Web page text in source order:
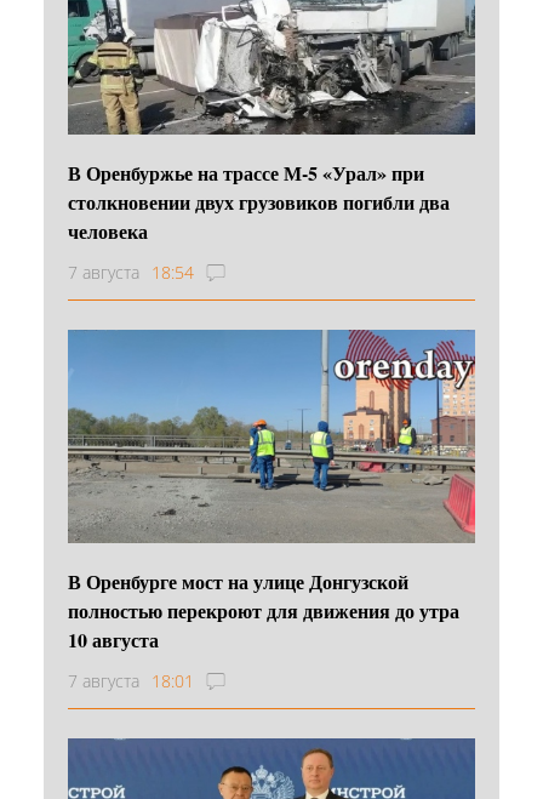
В Оренбуржье на трассе М-5 «Урал» при
столкновении двух грузовиков погибли два
человека
7 августа 18:54
В Оренбурге мост на улице Донгузской
полностью перекроют для движения до утра
10 августа
7 августа 18:01